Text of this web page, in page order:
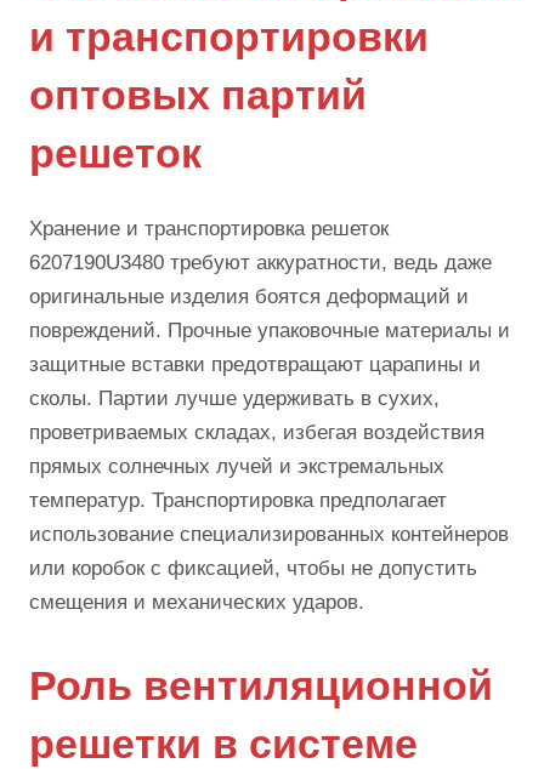
и транспортировки
оптовых партий
решеток
Хранение и транспортировка решеток
6207190U3480 требуют аккуратности, ведь даже
оригинальные изделия боятся деформаций и
повреждений. Прочные упаковочные материалы и
защитные вставки предотвращают царапины и
сколы. Партии лучше удерживать в сухих,
проветриваемых складах, избегая воздействия
прямых солнечных лучей и экстремальных
температур. Транспортировка предполагает
использование специализированных контейнеров
или коробок с фиксацией, чтобы не допустить
смещения и механических ударов.
Роль вентиляционной
решетки в системе